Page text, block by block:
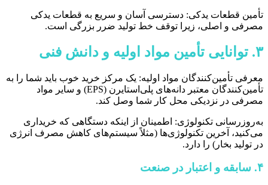
تأمین قطعات یدکی: دسترسی آسان و سریع به قطعات یدکی
مصرفی و اصلی، زیرا توقف خط تولید ضرر بزرگی است.
۳. توانایی تأمین مواد اولیه و دانش فنی
معرفی تأمین‌کنندگان مواد اولیه: یک مرکز خرید خوب باید شما را به
تأمین‌کنندگان معتبر دانه‌های پلی‌استایرن (EPS) و سایر مواد
مصرفی در نزدیکی محل کار شما وصل کند.
به‌روزرسانی تکنولوژی: اطمینان از اینکه دستگاهی که خریداری
می‌کنید، آخرین تکنولوژی‌ها (مثلاً سیستم‌های کاهش مصرف انرژی
در تولید بخار) را دارد.
۴. سابقه و اعتبار در صنعت